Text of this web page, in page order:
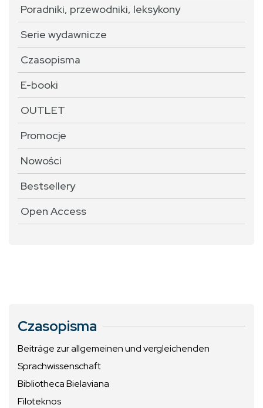
Poradniki, przewodniki, leksykony
Serie wydawnicze
Czasopisma
E-booki
OUTLET
Promocje
Nowości
Bestsellery
Open Access
Czasopisma
Beiträge zur allgemeinen und vergleichenden
Sprachwissenschaft
Bibliotheca Bielaviana
Filoteknos